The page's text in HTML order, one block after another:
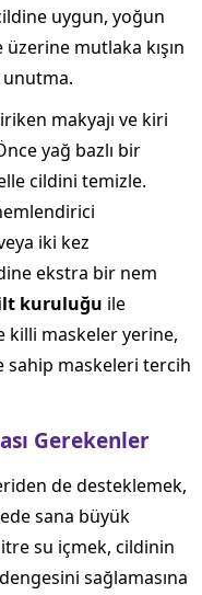
uygun, yoğun
mutlaka kışın
unutma.
makyajı ve kiri
yağ bazlı bir
cildini temizle.
iki kez
ekstra bir nem
kuruluğu ile
killi maskeler yerine,
sahip maskeleri tercih
Gerekenler
de desteklemek,
sana büyük
su içmek, cildinin
sağlamasına